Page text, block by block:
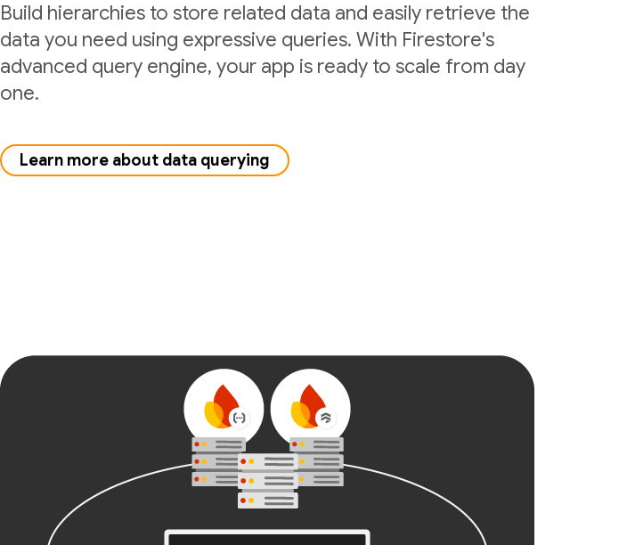
Build hierarchies to store related data and easily retrieve the
data you need using expressive queries. With Firestore's
advanced query engine, your app is ready to scale from day
one.
Learn more about data querying